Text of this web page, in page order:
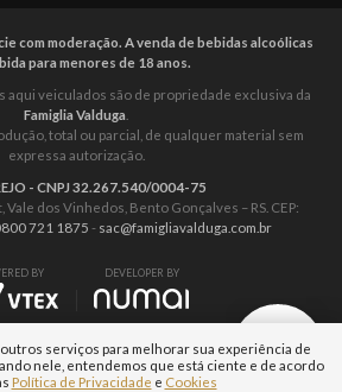
com moderação. A venda de bebidas alcoólicas
para menores de 18 anos.
aqui veiculados são de propriedade exclusiva da
Famiglia Valduga
total ou parcial, de qualquer material sem
expressa autorização.
- CNPJ 32.267.540/0004-75
dos Vinhedos, Bento Gonçalves – RS. CEP:
721 1875 - sac@famigliavalduga.com.br
BY DEVELOPER BY
serviços para melhorar sua experiência de
nele, entendemos que está ciente e de acordo
Política de Privacidade e Cookies